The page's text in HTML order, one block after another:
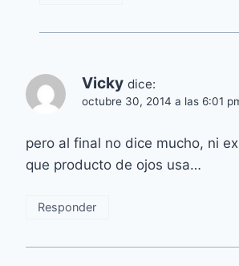
Vicky dice:
octubre 30, 2014 a las 6:01
pero al final no dice mucho, ni
que producto de ojos usa…
Responder